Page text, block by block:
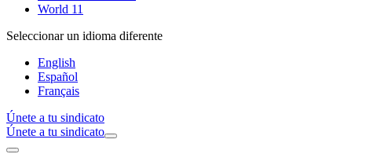
World 11
Seleccionar un idioma diferente
English
Español
Français
Únete a tu sindicato
Únete a tu sindicato